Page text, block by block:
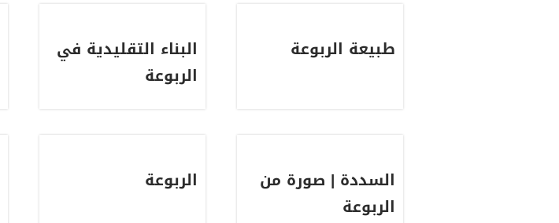
طبيعة الربوعة
البناء التقليدية في
الربوعة
السددة | صورة من
الربوعة
الربوعة